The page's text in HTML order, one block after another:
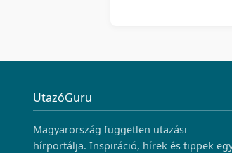
UtazóGuru
Magyarország független utazási
hírportálja. Inspiráció, hírek és tippek